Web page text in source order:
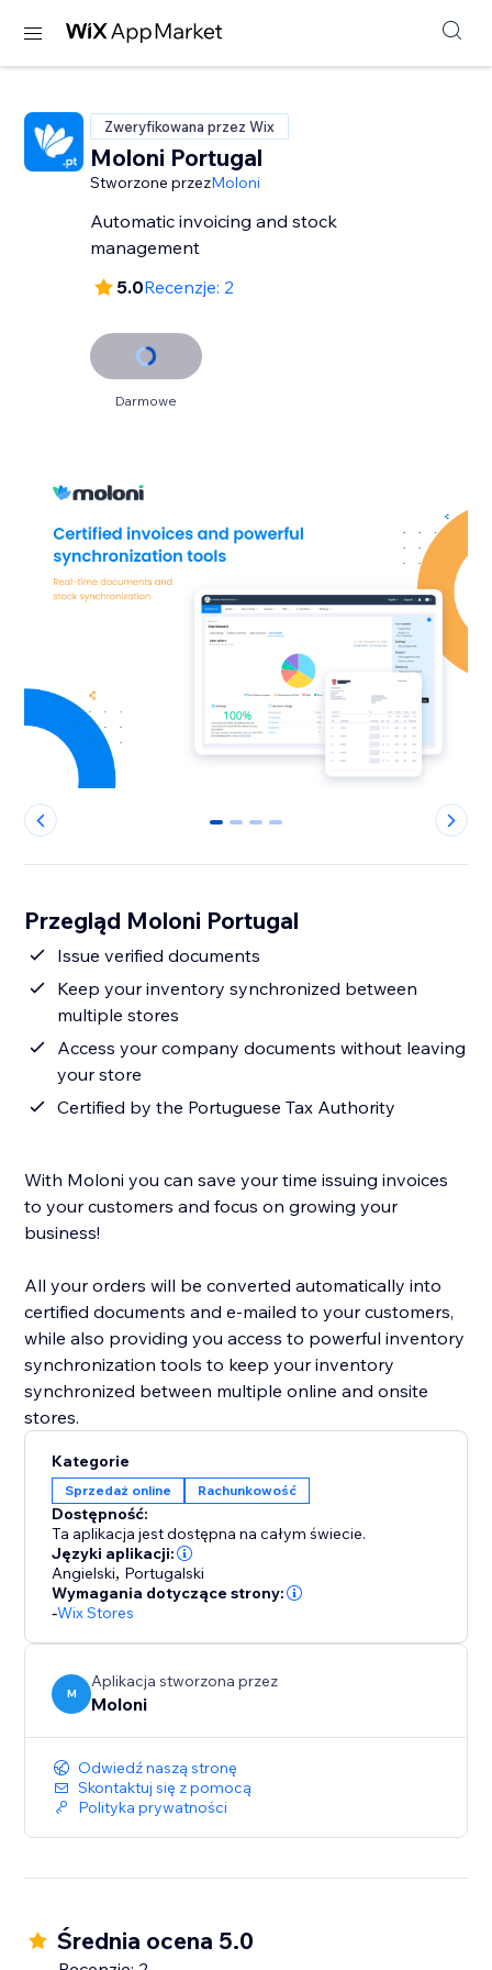
Zweryfikowana przez Wix
Moloni Portugal
Stworzone przezMoloni
Automatic invoicing and stock
management
5.0Recenzje: 2
Darmowe
0 1 2 3
Przegląd Moloni Portugal
Issue verified documents
Keep your inventory synchronized between
multiple stores
Access your company documents without leaving
your store
Certified by the Portuguese Tax Authority
With Moloni you can save your time issuing invoices
to your customers and focus on growing your
business!
All your orders will be converted automatically into
certified documents and e-mailed to your customers,
while also providing you access to powerful inventory
synchronization tools to keep your inventory
synchronized between multiple online and onsite
stores.
Kategorie
Sprzedaż online Rachunkowość
Dostępność:
Ta aplikacja jest dostępna na całym świecie.
Języki aplikacji:
Angielski, Portugalski
Wymagania dotyczące strony:
-Wix Stores
M
Aplikacja stworzona przez
Moloni
Odwiedź naszą stronę
Skontaktuj się z pomocą
Polityka prywatności
Średnia ocena 5.0